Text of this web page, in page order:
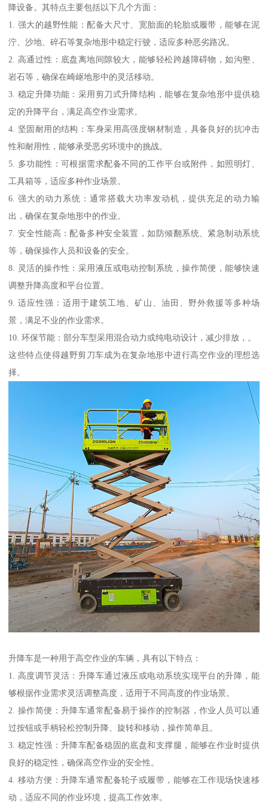
降设备。其特点主要包括以下几个方面：
1. 强大的越野性能：配备大尺寸、宽胎面的轮胎或履带，能够在泥
泞、沙地、碎石等复杂地形中稳定行驶，适应多种恶劣路况。
2. 高通过性：底盘离地间隙较大，能够轻松跨越障碍物，如沟壑、
岩石等，确保在崎岖地形中的灵活移动。
3. 稳定升降功能：采用剪刀式升降结构，能够在复杂地形中提供稳
定的升降平台，满足高空作业需求。
4. 坚固耐用的结构：车身采用高强度钢材制造，具备良好的抗冲击
性和耐用性，能够承受恶劣环境中的挑战。
5. 多功能性：可根据需求配备不同的工作平台或附件，如照明灯、
工具箱等，适应多种作业场景。
6. 强大的动力系统：通常搭载大功率发动机，提供充足的动力输
出，确保在复杂地形中的作业。
7. 安全性能高：配备多种安全装置，如防倾翻系统、紧急制动系统
等，确保操作人员和设备的安全。
8. 灵活的操作性：采用液压或电动控制系统，操作简便，能够快速
调整升降高度和平台位置。
9. 适应性强：适用于建筑工地、矿山、油田、野外救援等多种场
景，满足不业的作业需求。
10. 环保节能：部分车型采用混合动力或纯电动设计，减少排放，。
这些特点使得越野剪刀车成为在复杂地形中进行高空作业的理想选
择。
升降车是一种用于高空作业的车辆，具有以下特点：
1. 高度调节灵活：升降车通过液压或电动系统实现平台的升降，能
够根据作业需求灵活调整高度，适用于不同高度的作业场景。
2. 操作简便：升降车通常配备易于操作的控制器，作业人员可以通
过按钮或手柄轻松控制升降、旋转和移动，操作简单且。
3. 稳定性强：升降车配备稳固的底盘和支撑腿，能够在作业时提供
良好的稳定性，确保高空作业的安全性。
4. 移动方便：升降车通常配备轮子或履带，能够在工作现场快速移
动，适应不同的作业环境，提高工作效率。